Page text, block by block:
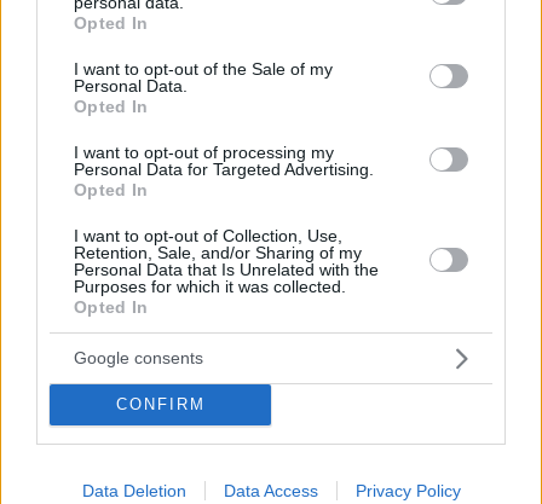
grant or deny consent to Google and its third-party tags to
use your data for below specified purposes in below Google
consent section.
Opted In
I want to opt-out of the Sale of my
Personal Data.
Opted In
I want to opt-out of processing my
Personal Data for Targeted Advertising.
Opted In
I want to opt-out of Collection, Use,
Retention, Sale, and/or Sharing of my
Personal Data that Is Unrelated with the
Purposes for which it was collected.
Opted In
Google consents
CONFIRM
Data Deletion Data Access Privacy Policy
Διασωληνωμένα σε κρίσιμη κατάσταση τα δύο παιδιά που
ανασύρθηκαν από τον Άραχθο
11.06.2025, 17:12